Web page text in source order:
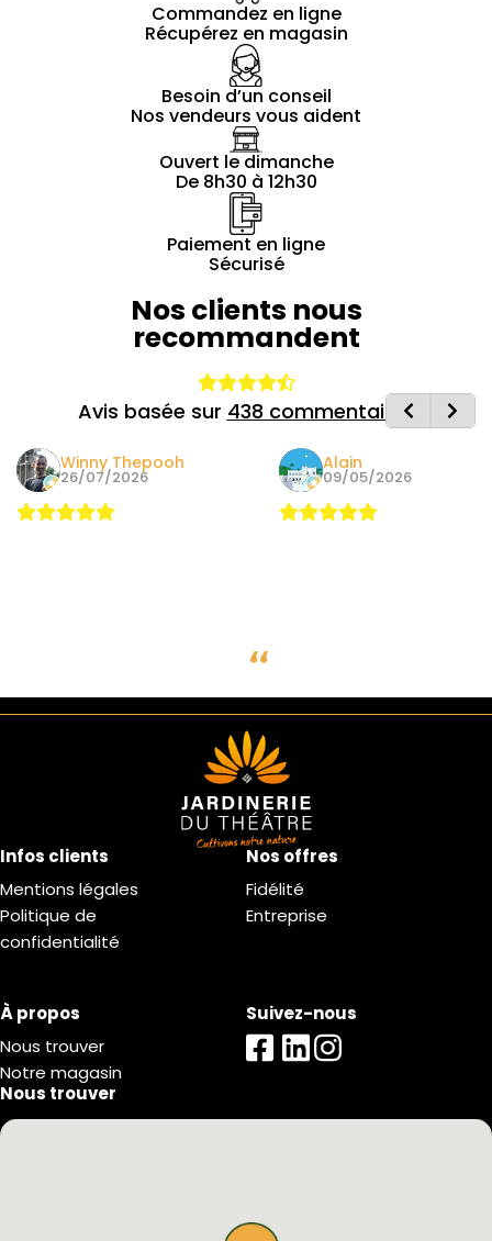
Commandez en ligne
Récupérez en magasin
Besoin d’un conseil
Nos vendeurs vous aident
Ouvert le dimanche
De 8h30 à 12h30
Paiement en ligne
Sécurisé
Nos clients nous
recommandent
Avis basée sur 438 commentaires
Winny Thepooh
26/07/2026
Alain
09/05/2026
Infos clients
Mentions légales
Politique de
confidentialité
Nos offres
Fidélité
Entreprise
À propos
Nous trouver
Notre magasin
Suivez-nous
Nous trouver